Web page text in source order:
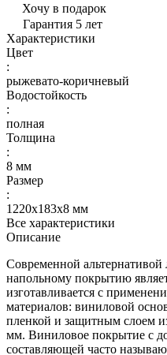
Хочу в подарок
Гарантия 5 лет
Характеристики
Цвет
:
рыжевато-коричневый
Водостойкость
:
полная
Толщина
:
8 мм
Размер
:
1220x183x8 мм
Все характеристики
Описание
Современной
напольному покрытию
изготавливается с
материалов: виниловой
пленкой и защитным слоем
мм. Виниловое покрытие с
составляющей часто